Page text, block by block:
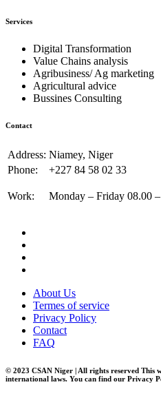
Services
Digital Transformation
Value Chains analysis
Agribusiness/ Ag marketing
Agricultural advice
Bussines Consulting
Contact
Address: Niamey, Niger
Phone:
+227 84 58 02 33
Work: Monday – Friday 08.00
About Us
Termes of service
Privacy Policy
Contact
FAQ
© 2023 CSAN Niger | All rights reserved This
international laws. You can find our Privacy